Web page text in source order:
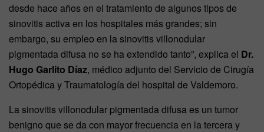
desde hace años en el tratamiento de algunos tipos de
sinovitis activa en los hospitales más grandes; sin
embargo, su empleo en la sinovitis villonodular
pigmentada difusa no se ha extendido tanto”, explica el Dr.
Hugo Garlito Díaz, médico adjunto del Servicio de Cirugía
Ortopédica y Traumatología del hospital de Valdemoro.
La sinovitis villonodular pigmentada difusa es un tumor
benigno que se da con mayor frecuencia en la tercera y